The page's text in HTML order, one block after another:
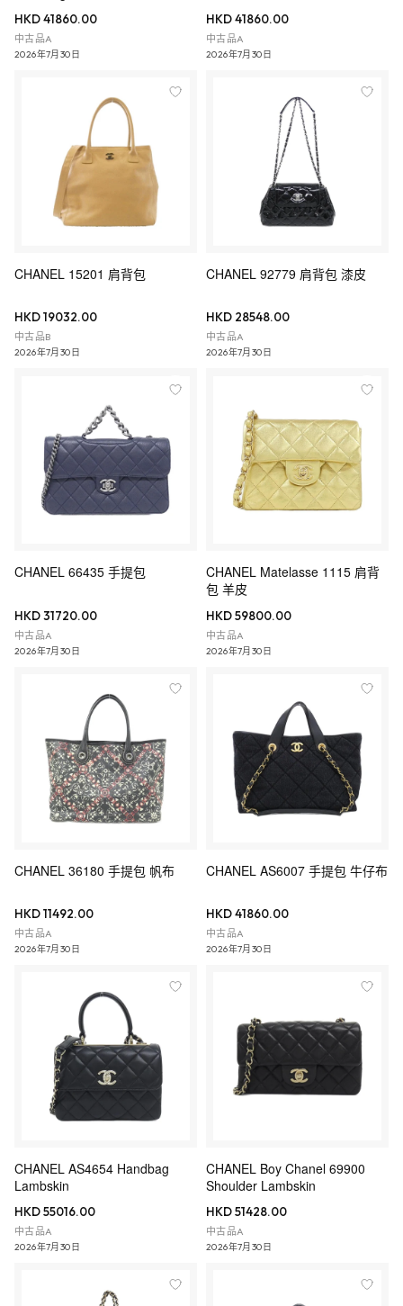
HKD 41860.00
中古品A
2026年7月30日
HKD 41860.00
中古品A
2026年7月30日
CHANEL 15201 肩背包
HKD 19032.00
中古品B
2026年7月30日
CHANEL 92779 肩背包 漆皮
HKD 28548.00
中古品A
2026年7月30日
CHANEL 66435 手提包
HKD 31720.00
中古品A
2026年7月30日
CHANEL Matelasse 1115 肩背
包 羊皮
HKD 59800.00
中古品A
2026年7月30日
CHANEL 36180 手提包 帆布
HKD 11492.00
中古品A
2026年7月30日
CHANEL AS6007 手提包 牛仔布
HKD 41860.00
中古品A
2026年7月30日
CHANEL AS4654 Handbag
Lambskin
HKD 55016.00
中古品A
2026年7月30日
CHANEL Boy Chanel 69900
Shoulder Lambskin
HKD 51428.00
中古品A
2026年7月30日